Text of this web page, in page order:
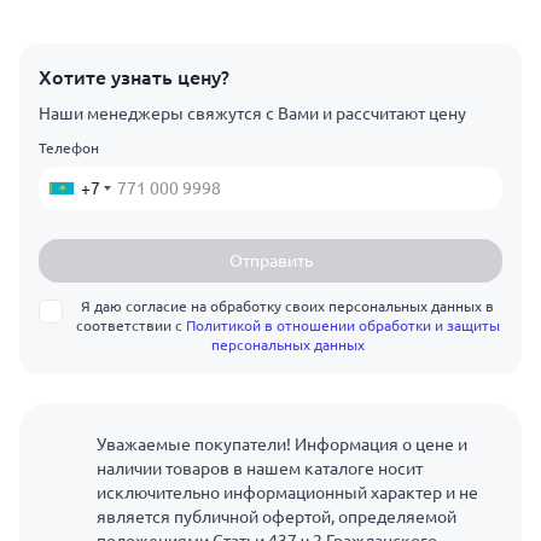
Хотите узнать цену?
Наши менеджеры свяжутся с Вами и рассчитают цену
Телефон
+7
Отправить
Я даю согласие на обработку своих персональных данных в
соответствии с Политикой в отношении обработки и защиты
персональных данных
Уважаемые покупатели! Информация о цене и
наличии товаров в нашем каталоге носит
исключительно информационный характер и не
является публичной офертой, определяемой